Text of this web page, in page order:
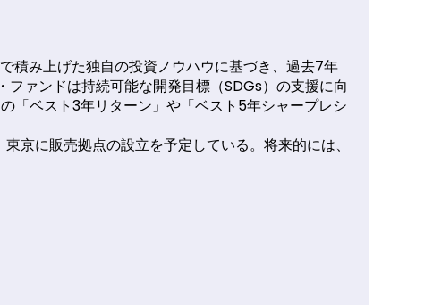
積み上げた独自の投資ノウハウに基づき、過去7年
ァンドは持続可能な開発目標（SDGs）の支援に向
ベスト3年リターン」や「ベスト5年シャープレシ
に販売拠点の設立を予定している。将来的には、